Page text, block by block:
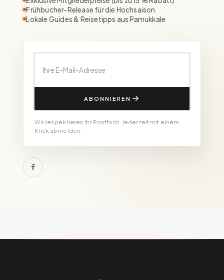
Frühbucher-Release für die Hochsaison
Lokale Guides & Reisetipps aus Pamukkale
ABONNIEREN
Wir respektieren Ihr Postfach. Jederzeit mit einem
Klick abmelden.